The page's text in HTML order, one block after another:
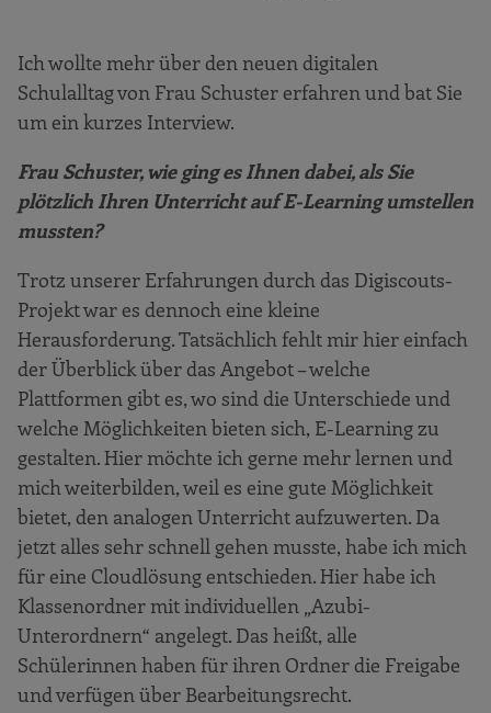
Ich wollte mehr über den neuen digitalen
Schulalltag von Frau Schuster erfahren und bat Sie
um ein kurzes Interview.
Frau Schuster, wie ging es Ihnen dabei, als Sie
plötzlich Ihren Unterricht auf E-Learning umstellen
mussten?
Trotz unserer Erfahrungen durch das Digiscouts-
Projekt war es dennoch eine kleine
Herausforderung. Tatsächlich fehlt mir hier einfach
der Überblick über das Angebot – welche
Plattformen gibt es, wo sind die Unterschiede und
welche Möglichkeiten bieten sich, E-Learning zu
gestalten. Hier möchte ich gerne mehr lernen und
mich weiterbilden, weil es eine gute Möglichkeit
bietet, den analogen Unterricht aufzuwerten. Da
jetzt alles sehr schnell gehen musste, habe ich mich
für eine Cloudlösung entschieden. Hier habe ich
Klassenordner mit individuellen „Azubi-
Unterordnern“ angelegt. Das heißt, alle
Schülerinnen haben für ihren Ordner die Freigabe
und verfügen über Bearbeitungsrecht.